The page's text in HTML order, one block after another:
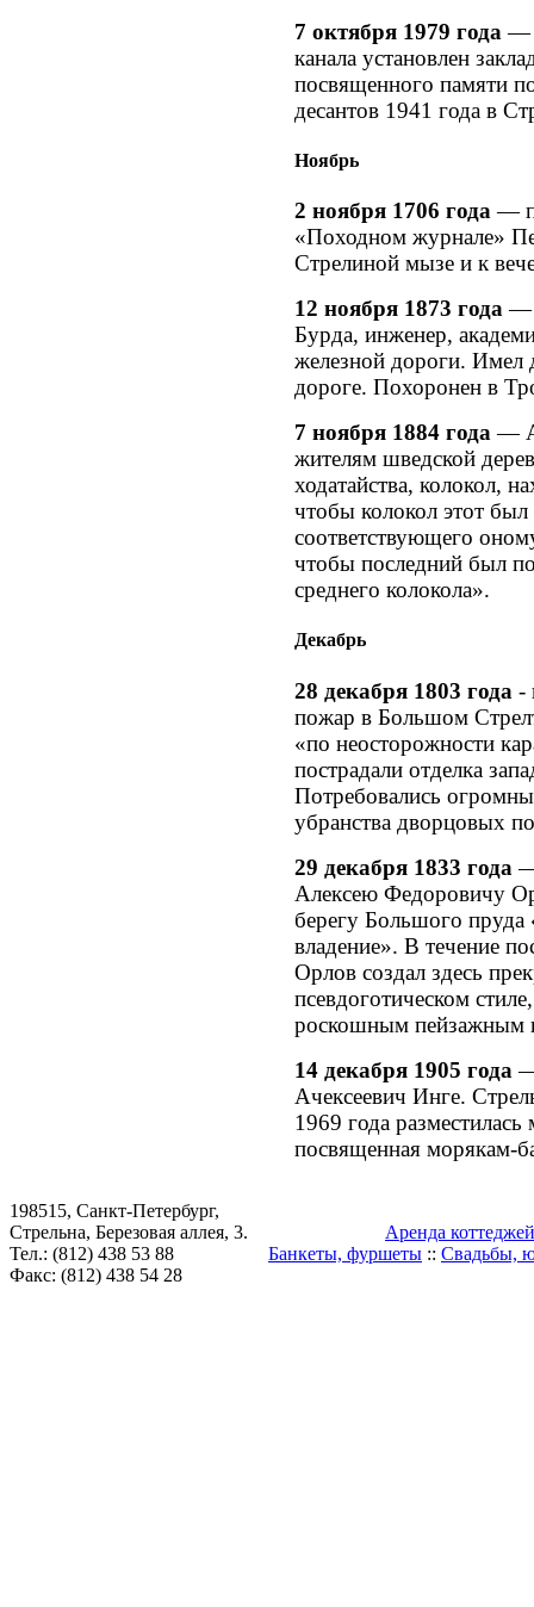
7 октября 1979 года —
канала установлен
посвященного памяти
десантов 1941 года в
Ноябрь
2 ноября 1706 года—
«Походном журнале»
Стрелиной мызе и к
12 ноября 1873 года—
Бурда, инженер,
железной дороги. Имел
дороге. Похоронен в
7 ноября 1884 года—
жителям шведской
ходатайства, колокол,
чтобы колокол этот
соответствующего
чтобы последний был
среднего колокола».
Декабрь
28 декабря 1803 года -
пожар в Большом
«по неосторожности
пострадали отделка
Потребовались
убранства дворцовых
29 декабря 1833 года —
Алексею Федоровичу
берегу Большого пруда
владение». В течение
Орлов создал здесь
псевдоготическом
роскошным пейзажным
14 декабря 1905 года —
Ачексеевич Инге.
1969 года
посвященная морякам-
198515, Санкт-Петербург,
Стрельна, Березовая аллея, 3.
Тел.: (812) 438 53 88
Факс: (812) 438 54 28
Аренда коттеджей
Банкеты, фуршеты :: Свадьбы,